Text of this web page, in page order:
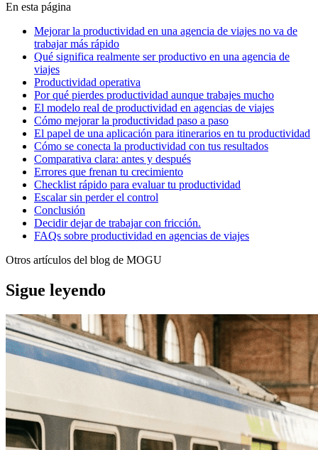
En esta página
Mejorar la productividad en una agencia de viajes no va de
trabajar más rápido
Qué significa realmente ser productivo en una agencia de
viajes
Productividad operativa
Por qué pierdes productividad aunque trabajes mucho
El modelo real de productividad en agencias de viajes
Cómo mejorar la productividad paso a paso
El papel de una aplicación para itinerarios en tu productividad
Cómo se conecta la productividad con tus resultados
Comparativa clara: antes y después
Errores que frenan tu crecimiento
Checklist rápido para evaluar tu productividad
Escalar sin perder el control
Conclusión
Decidir dejar de trabajar con fricción.
FAQs sobre productividad en agencias de viajes
Otros artículos del blog de MOGU
Sigue leyendo